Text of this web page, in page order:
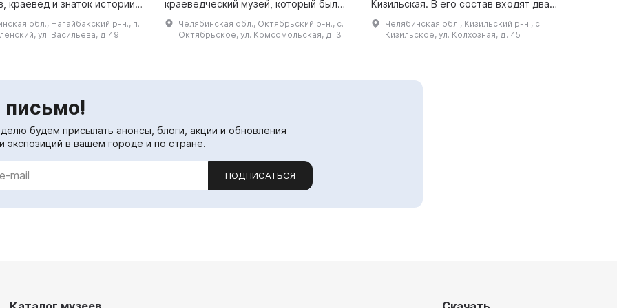
краевед и знаток истории
и края, был
и первым директором
на сегодня...
обл., Нагайбакский р-н., п.
ул. Васильева, д 49
краеведческий музей, который был
подготовлен после принятия бюро
райкома КПСС 11 августа 1982 года. В
музее представлены ...
Челябинская обл., Октябрьский р-н., с.
Октябрьское, ул. Комсомольская, д. 3
Кизильская. В его состав входят два
исторических здания: деревянное
опалубленное домик и кирпичный ...
Челябинская обл., Кизильский р-н., с.
Кизильское, ул. Колхозная, д. 45
письмо!
будем присылать анонсы, блоги, акции и обновления
экспозиций в вашем городе и по стране.
ПОДПИСАТЬСЯ